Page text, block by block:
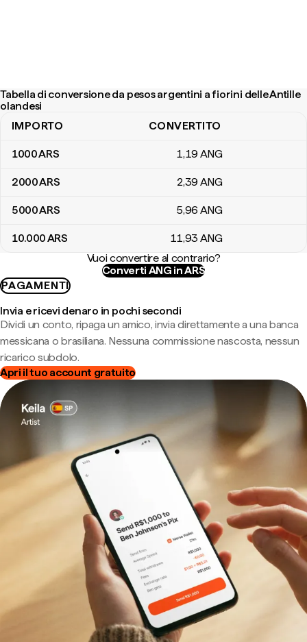
Tabella di conversione da pesos argentini a fiorini delle Antille
olandesi
Tabella di conversione da pesos argentini a fiorini delle Antille
IMPORTO CONVERTITO
1000ARS 1,19 ANG
2000ARS 2,39 ANG
5000ARS 5,96 ANG
10.000ARS 11,93 ANG
Vuoi convertire al contrario?
Converti ANG in ARS
PAGAMENTI
Invia e ricevi denaro in pochi secondi
Dividi un conto, ripaga un amico, invia direttamente a una banca
messicana o brasiliana. Nessuna commissione nascosta, nessun
ricarico subdolo.
Apri il tuo account gratuito